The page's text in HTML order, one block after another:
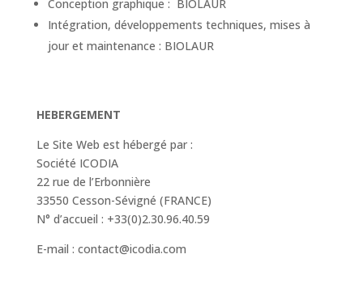
Conception graphique : BIOLAUR
Intégration, développements techniques, mises à
jour et maintenance : BIOLAUR
HEBERGEMENT
Le Site Web est hébergé par :
Société ICODIA
22 rue de l’Erbonnière
33550 Cesson-Sévigné (FRANCE)
N° d’accueil : +33(0)2.30.96.40.59
E-mail : contact@icodia.com